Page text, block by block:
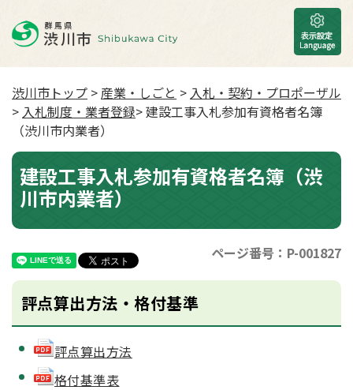
渋川市トップ >産業・しごと > 入札・契約・プロポーザル
> 入札制度・業者登録> 建設工事入札参加有資格者名簿
（渋川市内業者）
建設工事入札参加有資格者名簿（渋
川市内業者）
ページ番号：P-001827
評点算出方法・格付基準
評点算出方法
格付基準表